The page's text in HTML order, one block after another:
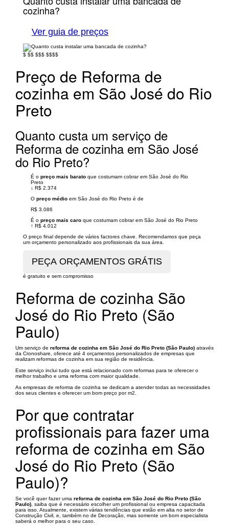
cozinha?
Ver guia de preços
$ $$ $$$ $$$$
Preço de Reforma de
cozinha em São José do Rio
Preto
Quanto custa um serviço de
Reforma de cozinha em São José
do Rio Preto?
É o preço mais barato que costumam cobrar em São José do Rio
Preto
↓ R$ 2.374
O preço médio em São José do Rio Preto é de
R$ 3.086
É o preço mais caro que costumam cobrar em São José do Rio Preto
↑ R$ 4.012
O preço final depende de vários factores chave. Recomendamos que peça
um orçamento personalizado aos profissionais da sua área.
é gratuito e sem compromisso
Reforma de cozinha São
José do Rio Preto (São
Paulo)
Um serviço de reforma de cozinha em São José do Rio Preto (São Paulo) através
da Cronoshare, oferece até 4 orçamentos personalizados de empresas que
realizam reformas de cozinha em sua região de residência.
Este serviço inclui tudo que está relacionado com reformas para te oferecer o
melhor trabalho e uma reforma com maior qualidade.
As empresas de reforma de cozinha se dedicam a atender todas as necessidades
dos seus clientes e oferecer um bom preço por m2.
Por que contratar
profissionais para fazer uma
reforma de cozinha em São
José do Rio Preto (São
Paulo)?
Se você quer fazer uma reforma de cozinha em São José do Rio Preto (São
Paulo) , saiba que é necessário escolher um profissional ou empresa capacitada
para isso. Atualmente, existem várias tendências que estão em alta no setor de
Construção Civil, e, também no de Decoração, mas somente um bom especialista
saberá o melhor para o seu caso.